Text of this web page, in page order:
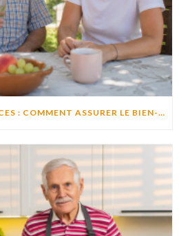
DÉPART EN VACANCES : COMMENT ASSURER LE BIEN-ÊTRE D’UN PROCHE RESTÉ À DOMICILE ?